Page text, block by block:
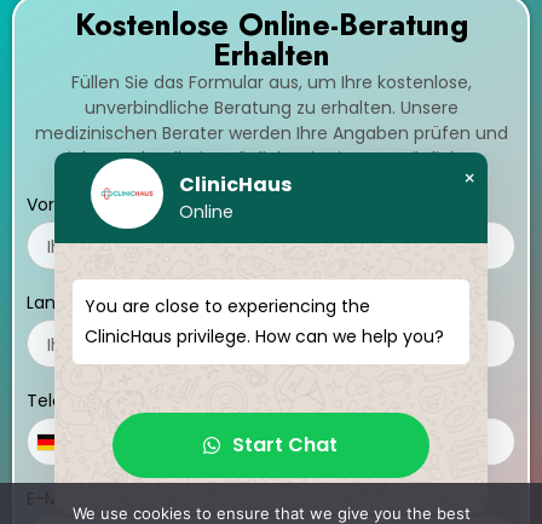
Kostenlose Online-Beratung
Erhalten
Füllen Sie das Formular aus, um Ihre kostenlose,
unverbindliche Beratung zu erhalten. Unsere
medizinischen Berater werden Ihre Angaben prüfen und
sich so schnell wie möglich mit einer persönlichen
Beratung bei Ihnen melden.
Vorname & Nachname
Land
Telefonnummer
Germany
+49
ClinicHaus
Online
×
You are close to experiencing the
ClinicHaus privilege. How can we help you?
Start Chat
We use cookies to ensure that we give you the best